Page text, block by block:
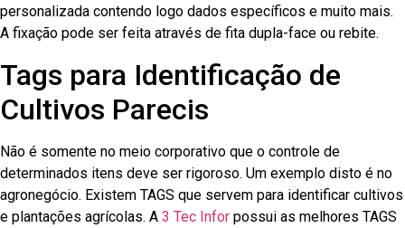
personalizada contendo logo dados específicos e muito mais.
A fixação pode ser feita através de fita dupla-face ou rebite.
Tags para Identificação de
Cultivos Parecis
Não é somente no meio corporativo que o controle de
determinados itens deve ser rigoroso. Um exemplo disto é no
agronegócio. Existem TAGS que servem para identificar cultivos
e plantações agrícolas. A 3 Tec Infor possui as melhores TAGS